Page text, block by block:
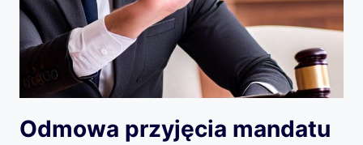
Odmowa przyjęcia mandatu